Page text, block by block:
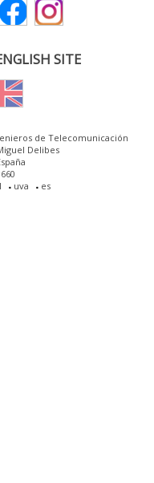
SITE
de Telecomunicación
Delibes
uva es